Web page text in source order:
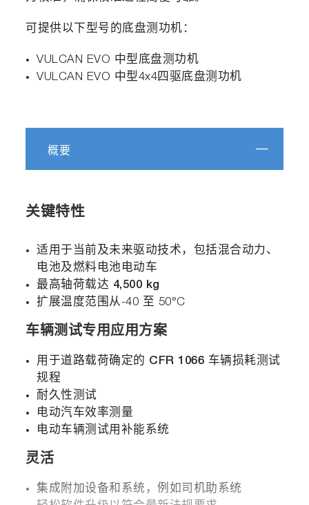
可提供以下型号的底盘测功机：
VULCAN EVO 中型底盘测功机
VULCAN EVO 中型4x4四驱底盘测功机
概要
关键特性
适用于当前及未来驱动技术，包括混合动力、
电池及燃料电池电动车
最高轴荷载达 4,500 kg
扩展温度范围从-40 至 50°C
车辆测试专用应用方案
用于道路载荷确定的 CFR 1066 车辆损耗测试
规程
耐久性测试
电动汽车效率测量
电动车辆测试用补能系统
灵活
集成附加设备和系统，例如司机助系统